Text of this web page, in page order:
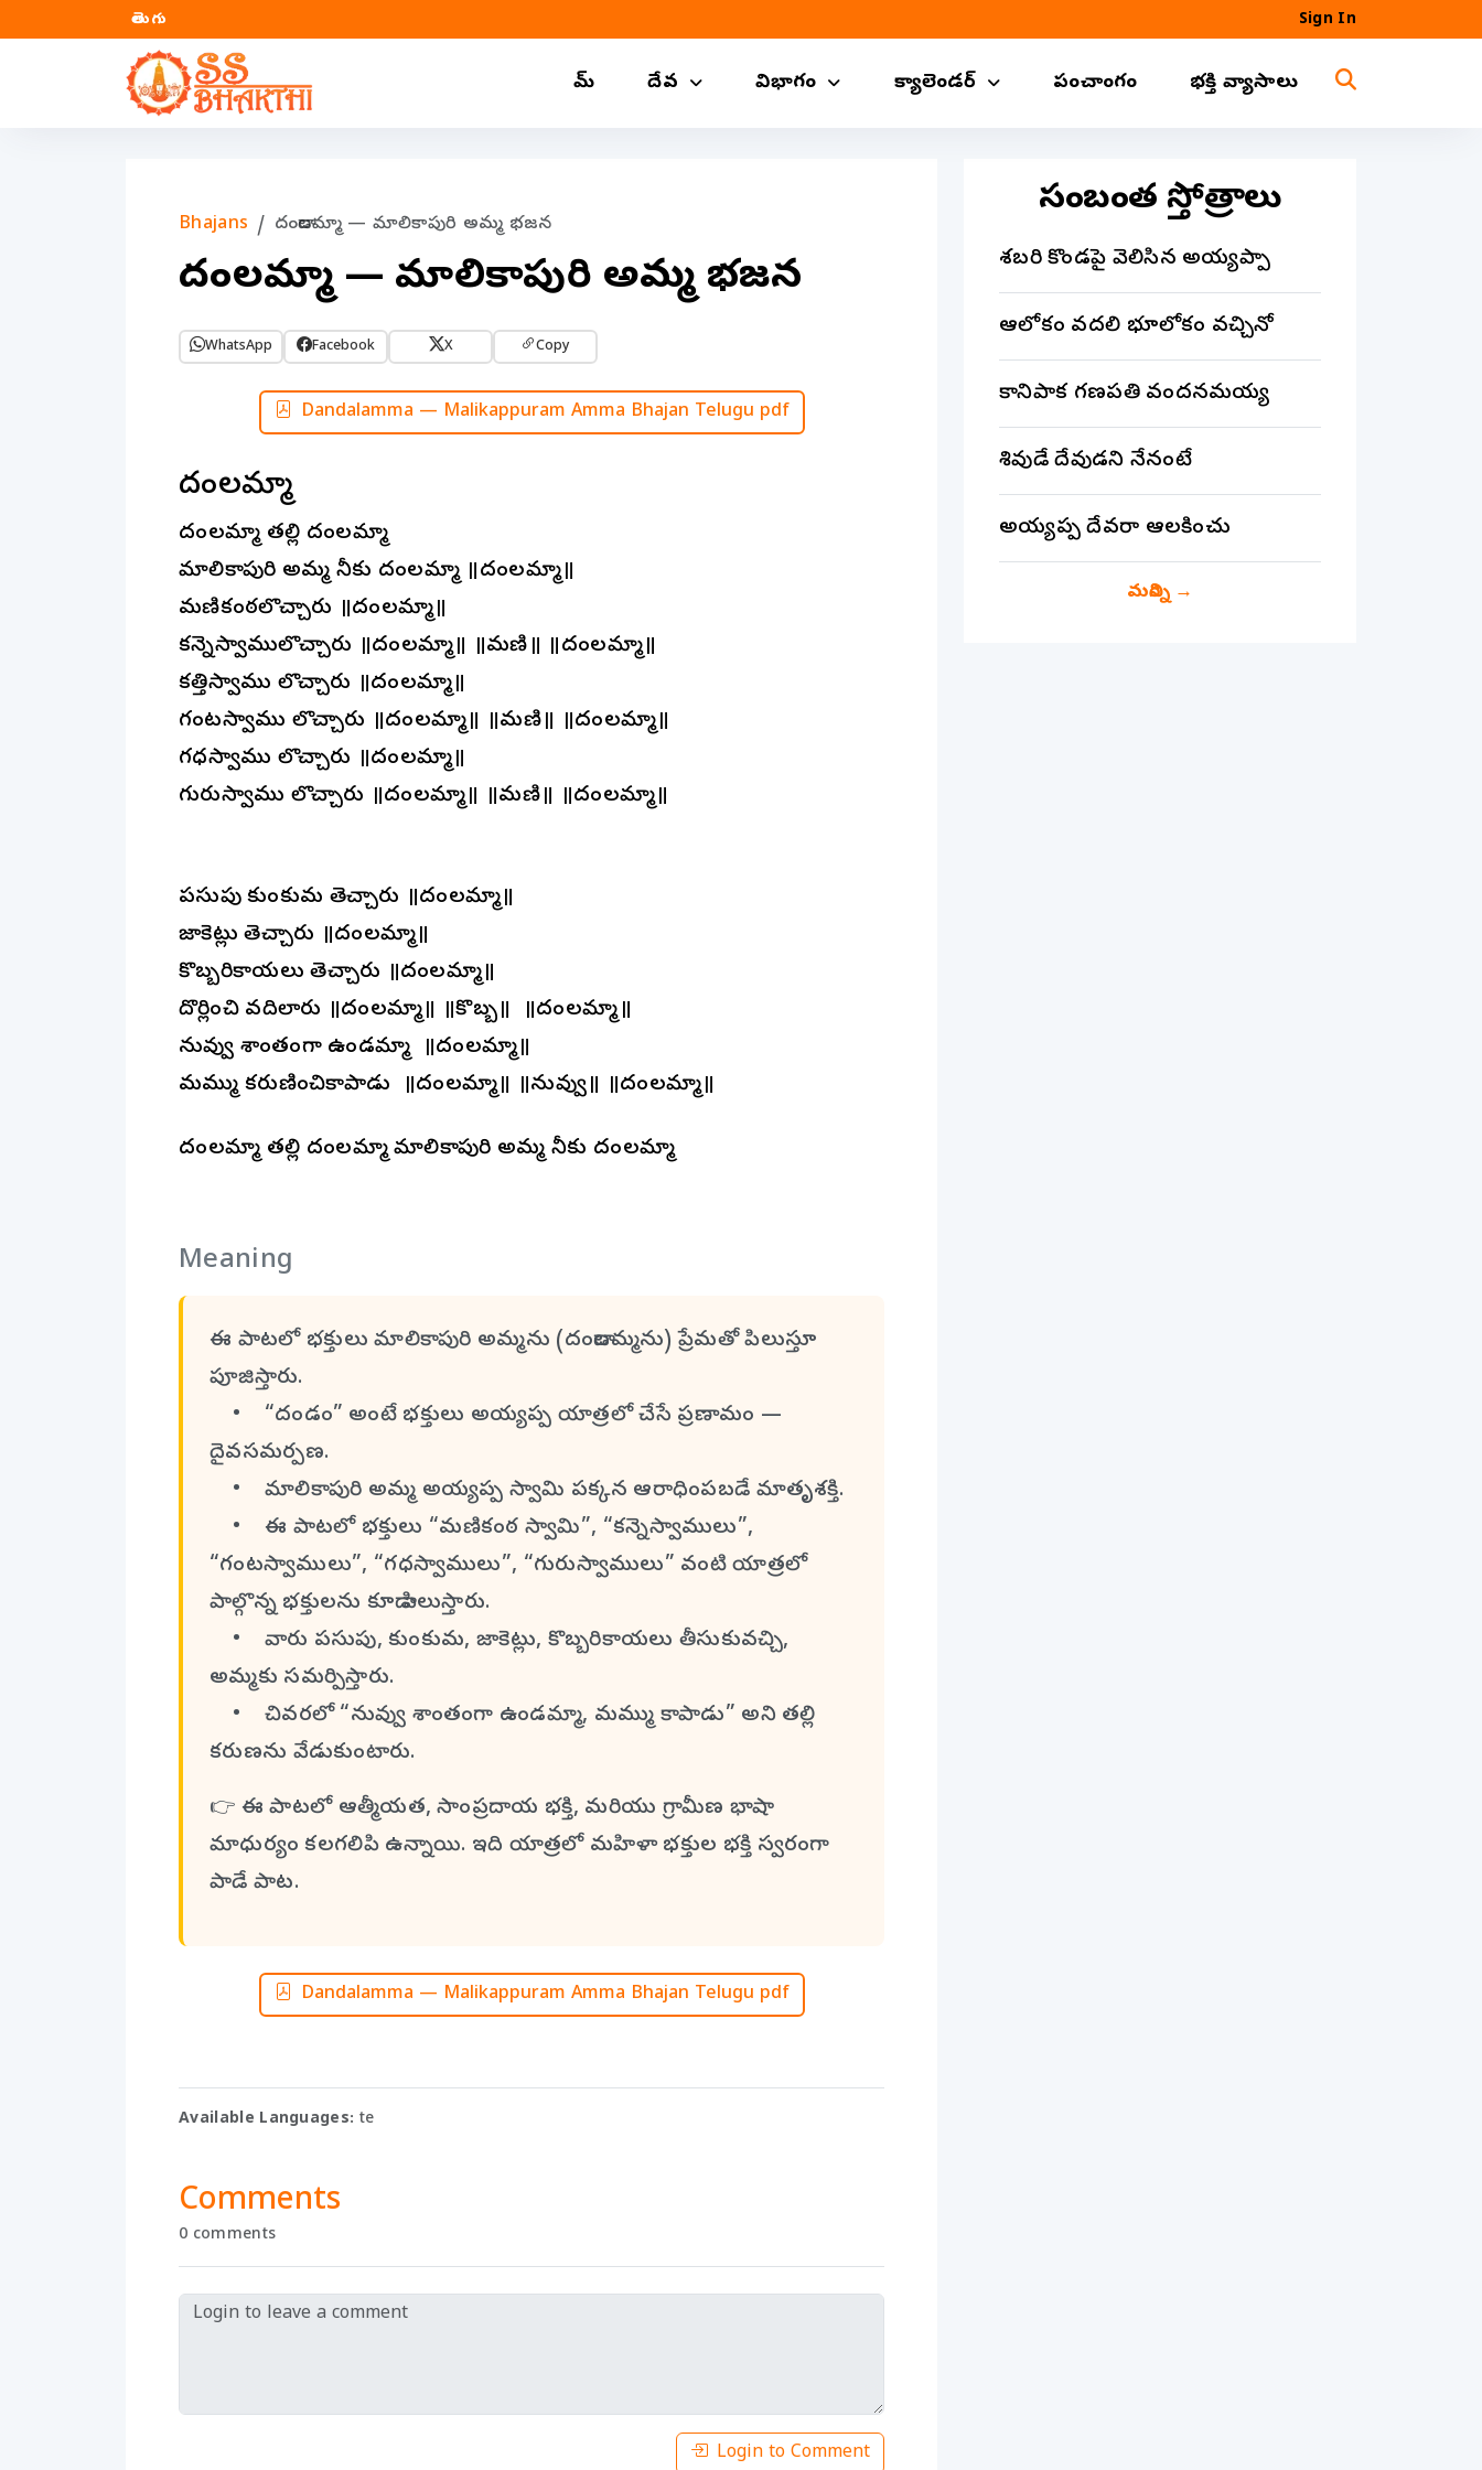
తెలుగు Sign In
హోమ్ దేవ విభాగం క్యాలెండర్ పంచాంగం భక్తి వ్యాసాలు
Bhajans దండాలమ్మా — మాలికాపురి అమ్మ భజన
దండాలమ్మా — మాలికాపురి అమ్మ భజన
WhatsApp Facebook X Copy
Dandalamma — Malikappuram Amma Bhajan Telugu pdf
దండాలమ్మా
దండాలమ్మా తల్లి దండాలమ్మా
మాలికాపురి అమ్మ నీకు దండాలమ్మా ॥దండాలమ్మా॥
మణికంఠలొచ్చారు ॥దండాలమ్మా॥
కన్నెస్వాములొచ్చారు ॥దండాలమ్మా॥ ॥మణి॥ ॥దండాలమ్మా॥
కత్తిస్వాము లొచ్చారు ॥దండాలమ్మా॥
గంటస్వాము లొచ్చారు ॥దండాలమ్మా॥ ॥మణి॥ ॥దండాలమ్మా॥
గధస్వాము లొచ్చారు ॥దండాలమ్మా॥
గురుస్వాము లొచ్చారు ॥దండాలమ్మా॥ ॥మణి॥ ॥దండాలమ్మా॥
పసుపు కుంకుమ తెచ్చారు ॥దండాలమ్మా॥
జాకెట్లు తెచ్చారు ॥దండాలమ్మా॥
కొబ్బరికాయలు తెచ్చారు ॥దండాలమ్మా॥
దొర్లించి వదిలారు ॥దండాలమ్మా॥ ॥కొబ్బ॥ ॥దండాలమ్మా॥
నువ్వు శాంతంగా ఉండమ్మా ॥దండాలమ్మా॥
మమ్ము కరుణించికాపాడు ॥దండాలమ్మా॥ ॥నువ్వు॥ ॥దండాలమ్మా॥
దండాలమ్మా తల్లి దండాలమ్మా మాలికాపురి అమ్మ నీకు దండాలమ్మా
Meaning
ఈ పాటలో భక్తులు మాలికాపురి అమ్మను (దండాలమ్మను) ప్రేమతో పిలుస్తూ
పూజిస్తారు.
• “దండం” అంటే భక్తులు అయ్యప్ప యాత్రలో చేసే ప్రణామం —
దైవసమర్పణ.
• మాలికాపురి అమ్మ అయ్యప్ప స్వామి పక్కన ఆరాధింపబడే మాతృశక్తి.
• ఈ పాటలో భక్తులు “మణికంఠ స్వామి”, “కన్నెస్వాములు”,
“గంటస్వాములు”, “గధస్వాములు”, “గురుస్వాములు” వంటి యాత్రలో
పాల్గొన్న భక్తులను కూడా పిలుస్తారు.
• వారు పసుపు, కుంకుమ, జాకెట్లు, కొబ్బరికాయలు తీసుకువచ్చి,
అమ్మకు సమర్పిస్తారు.
• చివరలో “నువ్వు శాంతంగా ఉండమ్మా, మమ్ము కాపాడు” అని తల్లి
కరుణను వేడుకుంటారు.
👉 ఈ పాటలో ఆత్మీయత, సాంప్రదాయ భక్తి, మరియు గ్రామీణ భాషా
మాధుర్యం కలగలిపి ఉన్నాయి. ఇది యాత్రలో మహిళా భక్తుల భక్తి స్వరంగా
పాడే పాట.
Dandalamma — Malikappuram Amma Bhajan Telugu pdf
Available Languages: te
Comments
0 comments
Login to Comment
సంబంధిత స్తోత్రాలు
శబరి కొండపై వెలిసిన అయ్యప్పా
ఆలోకం వదలి భూలోకం వచ్చినోడా
కానిపాక గణపతి వందనమయ్య
శివుడే దేవుడని నేనంటే
అయ్యప్ప దేవరా ఆలకించు
మరిన్ని→